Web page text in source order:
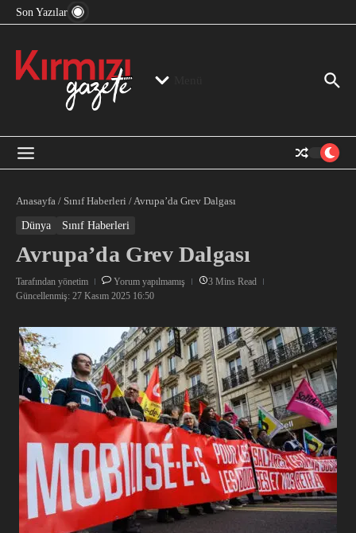
İçeriğe atla
Son Yazılar
“Mutlak Butlan” ve Bir Kez Daha Rejimin “Kendinden
Anasayfa / Sınıf Haberleri /Avrupa’da Grev Dalgası
Dünya Sınıf Haberleri
Avrupa’da Grev Dalgası
Tarafından yönetim Yorum yapılmamış
3 Mins Read
Güncellenmiş: 27 Kasım 2025 16:50